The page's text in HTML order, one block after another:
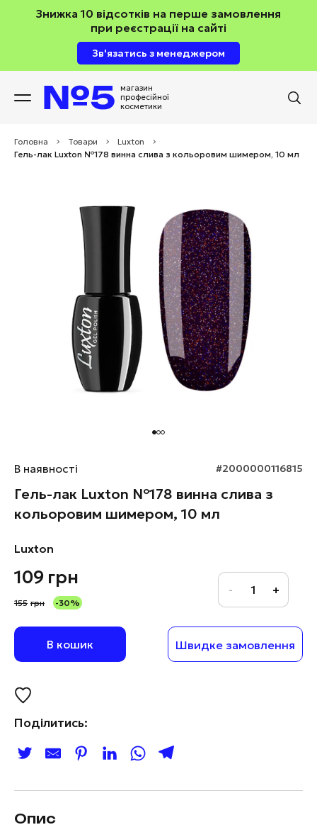
Знижка 10 відсотків на перше замовлення
при реєстрації на сайті
Зв'язатись з менеджером
магазин
професійної
косметики
Головна > Товари > Luxton
>
Гель-лак Luxton №178 винна слива з кольоровим шимером, 10 мл
В наявності #2000000116815
Гель-лак Luxton №178 винна слива з
кольоровим шимером, 10 мл
Luxton
109 грн
155 грн -30%
В кошик Швидке замовлення
Поділитись:
Опис